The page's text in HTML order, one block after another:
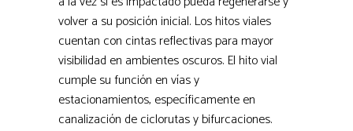
volver a su posición inicial. Loshitos viales
cuentan con cintas reflectivas para mayor
visibilidad en ambientes oscuros. El hito vial
cumple su función en vías y
estacionamientos, específicamente en
canalización de ciclorutas y bifurcaciones.